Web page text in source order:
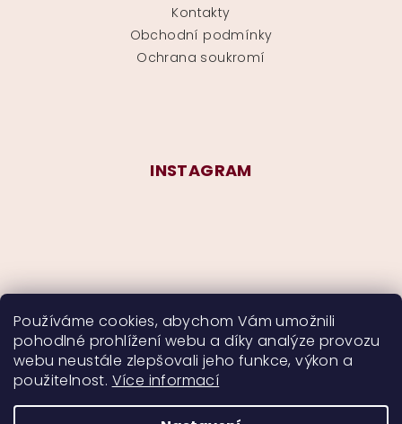
Používáme cookies, abychom Vám umožnili
pohodlné prohlížení webu a díky analýze provozu
webu neustále zlepšovali jeho funkce, výkon a
použitelnost. Více informací
Kontakty
Obchodní podmínky
Ochrana soukromí
INSTAGRAM
Sledovat na Instagramu